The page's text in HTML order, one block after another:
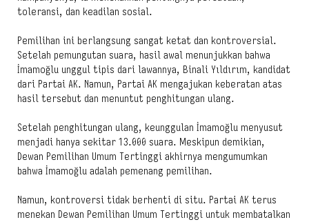
toleransi, dan keadilan sosial.
Pemilihan ini berlangsung sangat ketat dan kontroversial.
Setelah pemungutan suara, hasil awal menunjukkan bahwa
İmamoğlu unggul tipis dari lawannya, Binali Yıldırım, kandidat
dari Partai AK. Namun, Partai AK mengajukan keberatan atas
hasil tersebut dan menuntut penghitungan ulang.
Setelah penghitungan ulang, keunggulan İmamoğlu menyusut
menjadi hanya sekitar 13.000 suara. Meskipun demikian,
Dewan Pemilihan Umum Tertinggi akhirnya mengumumkan
bahwa İmamoğlu adalah pemenang pemilihan.
Namun, kontroversi tidak berhenti di situ. Partai AK terus
menekan Dewan Pemilihan Umum Tertinggi untuk membatalkan